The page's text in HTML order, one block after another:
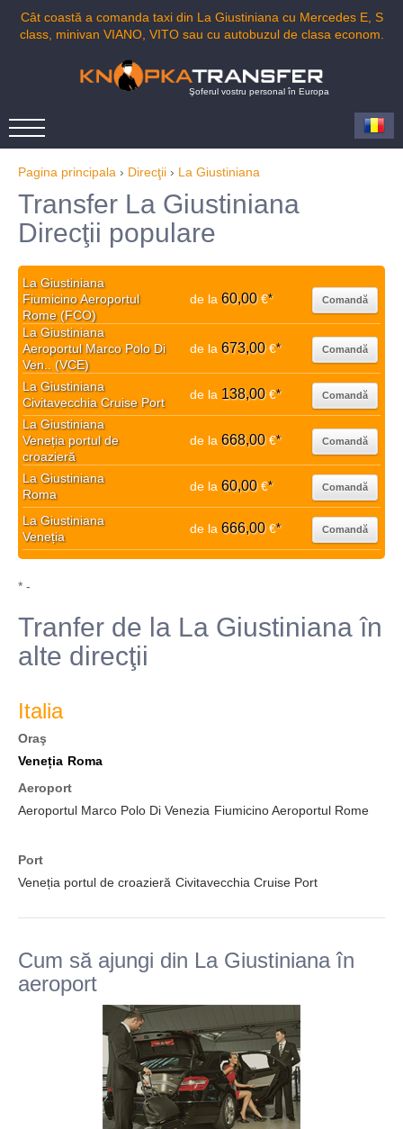
Cât coastă a comanda taxi din La Giustiniana cu Mercedes E, S
class, minivan VIANO, VITO sau cu autobuzul de clasa econom.
Şoferul vostru personal în Europa
Pagina principala › Direcţii › La Giustiniana
Transfer La Giustiniana
Direcţii populare
La Giustiniana
Fiumicino Aeroportul
Rome (FCO)
de la 60,00€* Comandă
La Giustiniana
Aeroportul Marco Polo Di
Ven.. (VCE)
de la 673,00€* Comandă
La Giustiniana
Civitavecchia Cruise Port
de la 138,00€* Comandă
La Giustiniana
Veneția portul de
croazieră
de la 668,00€* Comandă
La Giustiniana
Roma
de la 60,00€* Comandă
La Giustiniana
Veneția
de la 666,00€* Comandă
* -
Tranfer de la La Giustiniana în
alte direcţii
Italia
Oraş
Veneția Roma
Aeroport
Aeroportul Marco Polo Di Venezia Fiumicino Aeroportul Rome
Port
Veneția portul de croazieră Civitavecchia Cruise Port
Cum să ajungi din La Giustiniana în
aeroport